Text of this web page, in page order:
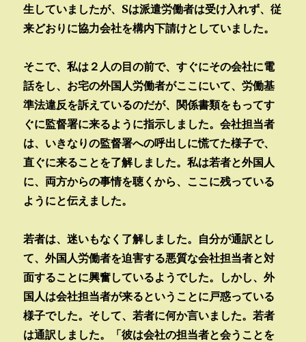
生していましたが、Sは派遣労働者は受け入れず、従
来どおりに協力会社を構内下請けとしていました。
そこで、私は２人の目の前で、すぐにその会社に電
話をし、お宅の外国人労働者がここにいて、労働基
準法違反を訴えているのだが、関係書類をもってす
ぐに監督署に来るように指示しました。会社担当者
は、いきなりの監督署への呼出しに慌てた様子で、
直ぐに来ることを了解しました。私は若者と外国人
に、両方からの事情を聴くから、ここに残っている
ようにと伝えました。
若者は、迷いもなく了解しました。自分が通訳とし
て、外国人労働者を迫害する悪質な会社担当者と対
面することに興奮しているようでした。しかし、外
国人は会社担当者が来るということに戸惑っている
様子でした。そして、若者に何か言いました。若者
は通訳しました。「彼は会社の担当者と会うことを